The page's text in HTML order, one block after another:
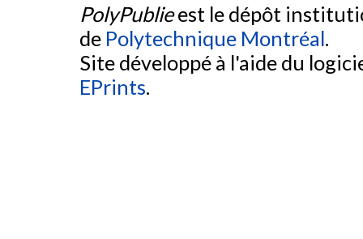
PolyPublieest le dépôt
de Polytechnique Montréal.
Site développé à l'aide du
EPrints.